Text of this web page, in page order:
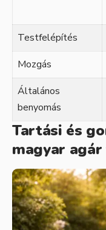
Testfelépítés
Mozgás
Általános
benyomás
Tartási és
magyar